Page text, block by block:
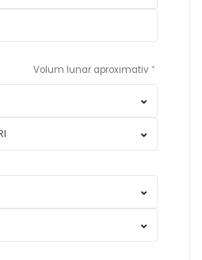
Volum lunar aproximativ